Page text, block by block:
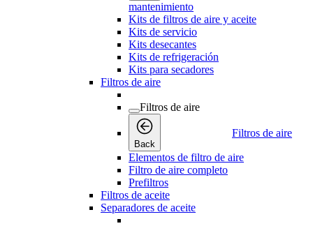
mantenimiento
Kits de filtros de aire y aceite
Kits de servicio
Kits desecantes
Kits de refrigeración
Kits para secadores
Filtros de aire
Filtros de aire
Back
Filtros de aire
Elementos de filtro de aire
Filtro de aire completo
Prefiltros
Filtros de aceite
Separadores de aceite